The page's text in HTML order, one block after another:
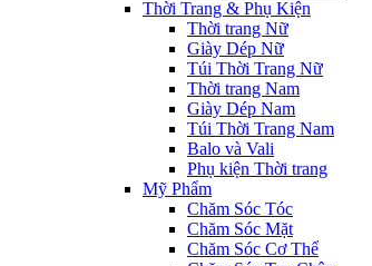
Thời Trang & Phụ Kiện
Thời trang Nữ
Giày Dép Nữ
Túi Thời Trang Nữ
Thời trang Nam
Giày Dép Nam
Túi Thời Trang Nam
Balo và Vali
Phụ kiện Thời trang
Mỹ Phẩm
Chăm Sóc Tóc
Chăm Sóc Mặt
Chăm Sóc Cơ Thể